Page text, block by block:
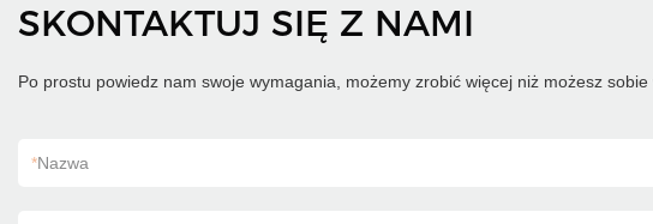
SKONTAKTUJ SIĘ Z NAMI
Po prostu powiedz nam swoje wymagania, możemy zrobić więcej niż możesz sobie
*Nazwa